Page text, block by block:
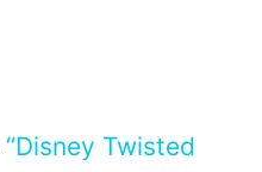
“Disney Twisted